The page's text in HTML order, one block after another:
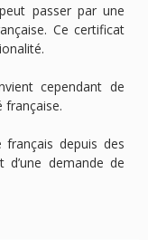
passer par une
Ce certificat
cependant de
française.
depuis des
demande de